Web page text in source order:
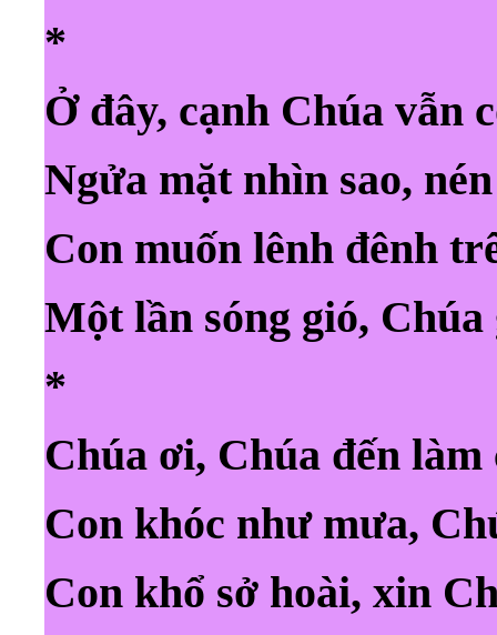
*
Ở đây, cạnh Chúa vẫn
Ngửa mặt nhìn sao,
Con muốn lênh đênh
Một lần sóng gió, Chúa
*
Chúa ơi, Chúa đến
Con khóc như mưa,
Con khổ sở hoài, xin